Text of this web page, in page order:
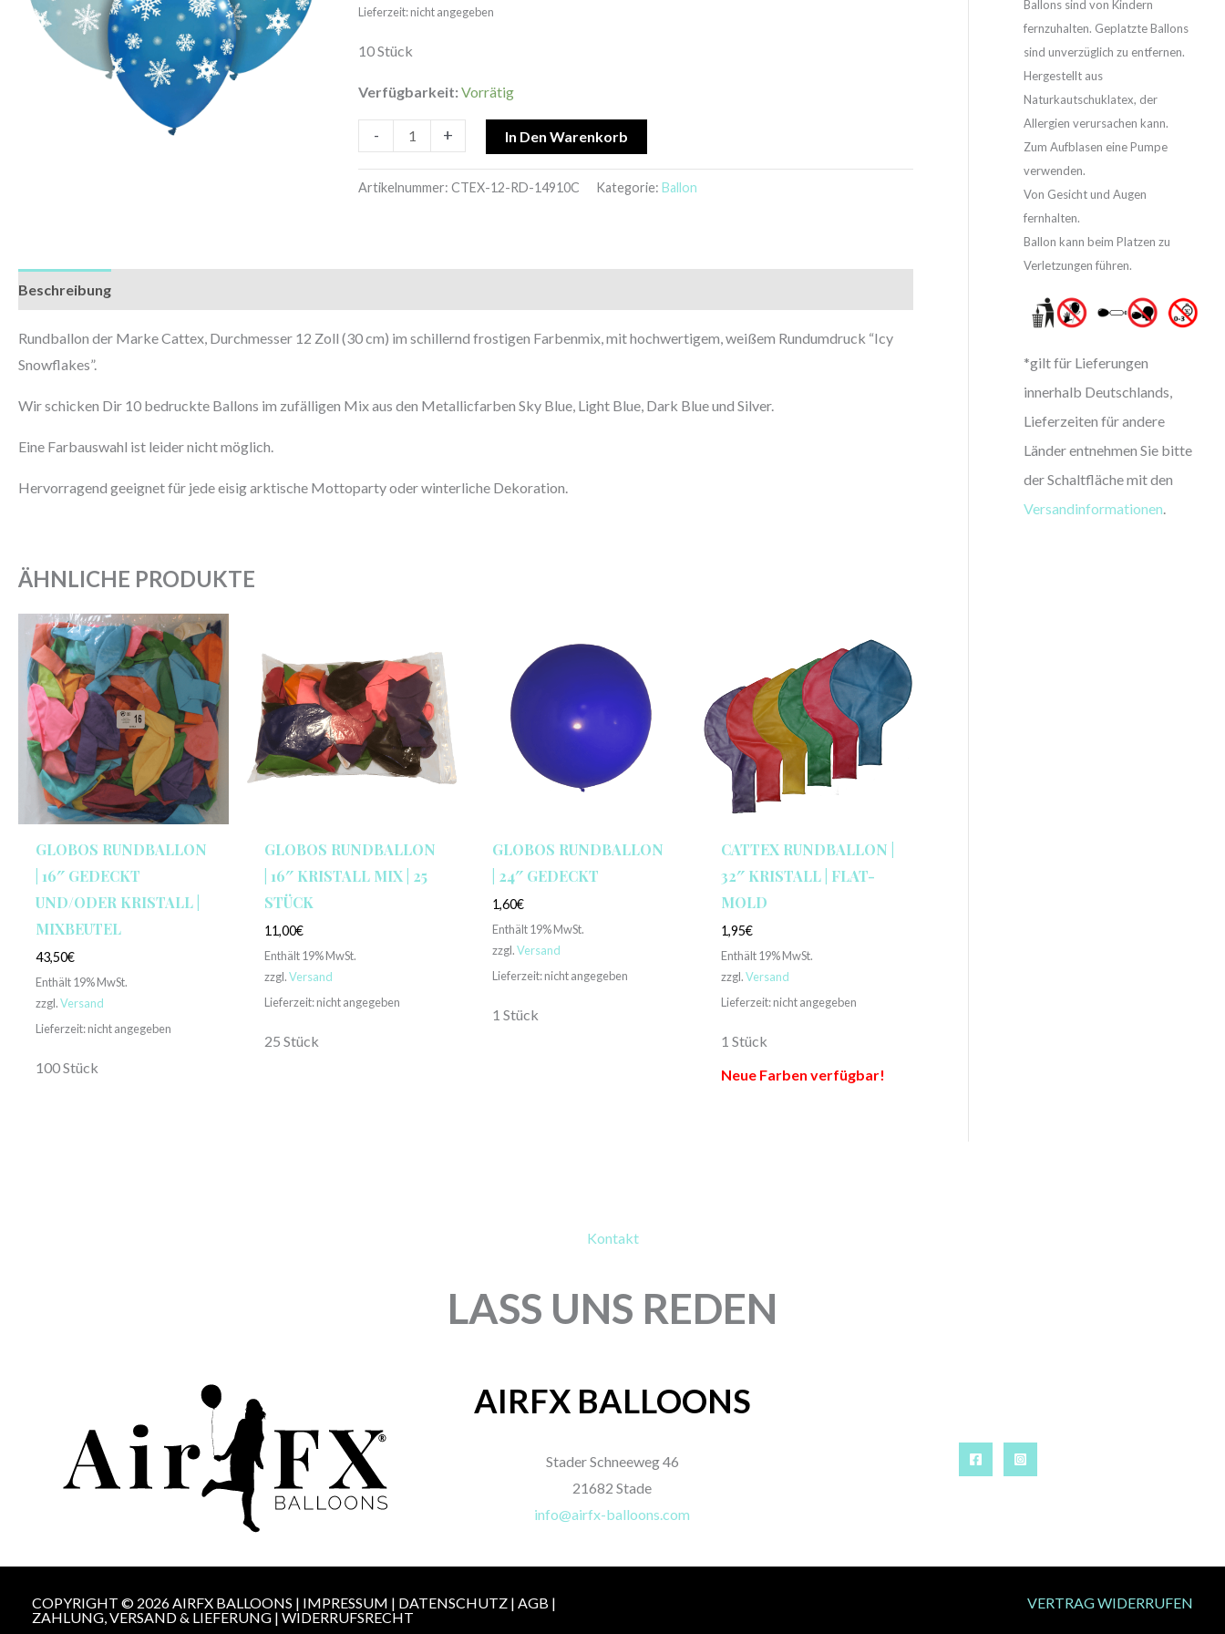
Lieferzeit: nicht angegeben
10 Stück
Verfügbarkeit: Vorrätig
-
|
Menge
+ In Den Warenkorb
Artikelnummer:CTEX-12-RD-14910C Kategorie:Ballon
Beschreibung
Rundballon der Marke Cattex, Durchmesser 12 Zoll (30 cm) im schillernd frostigen Farbenmix, mit hochwertigem, weißem Rundumdruck “Icy
Snowflakes”.
Wir schicken Dir 10 bedruckte Ballons im zufälligen Mix aus den Metallicfarben Sky Blue, Light Blue, Dark Blue und Silver.
Eine Farbauswahl ist leider nicht möglich.
Hervorragend geeignet für jede eisig arktische Mottoparty oder winterliche Dekoration.
ÄHNLICHE PRODUKTE
GLOBOS RUNDBALLON
| 16″ GEDECKT
UND/ODER KRISTALL |
MIXBEUTEL
43,50€
Enthält 19% MwSt.
zzgl.Versand
Lieferzeit: nicht angegeben
100 Stück
GLOBOS RUNDBALLON
| 16″ KRISTALL MIX | 25
STÜCK
11,00€
Enthält 19% MwSt.
zzgl.Versand
Lieferzeit: nicht angegeben
25 Stück
GLOBOS RUNDBALLON
| 24″ GEDECKT
1,60€
Enthält 19% MwSt.
zzgl.Versand
Lieferzeit: nicht angegeben
1 Stück
CATTEX RUNDBALLON |
32″ KRISTALL | FLAT-
MOLD
1,95€
Enthält 19% MwSt.
zzgl.Versand
Lieferzeit: nicht angegeben
1 Stück
Neue Farben verfügbar!
Ballons sind von Kindern
fernzuhalten. Geplatzte Ballons
sind unverzüglich zu entfernen.
Hergestellt aus
Naturkautschuklatex, der
Allergien verursachen kann.
Zum Aufblasen eine Pumpe
verwenden.
Von Gesicht und Augen
fernhalten.
Ballon kann beim Platzen zu
Verletzungen führen.
*gilt für Lieferungen
innerhalb Deutschlands,
Lieferzeiten für andere
Länder entnehmen Sie bitte
der Schaltfläche mit den
Versandinformationen
Kontakt
LASS UNS REDEN
AIRFX BALLOONS
Stader Schneeweg 46
21682 Stade
info@airfx-balloons.com
COPYRIGHT © 2026 AIRFX BALLOONS | IMPRESSUM | DATENSCHUTZ | AGB |
ZAHLUNG, VERSAND & LIEFERUNG | WIDERRUFSRECHT
VERTRAG WIDERRUFEN